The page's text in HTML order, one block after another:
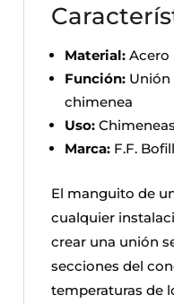
Material:Acero
Función:Unión
chimenea
Uso:
Marca:F.F. Bofill
El manguito de
cualquier
crear una unión
secciones del
temperaturas de